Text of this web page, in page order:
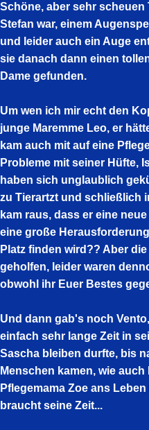
Schöne, aber sehr scheuen
Stefan war, einem
und leider auch ein Auge
sie danach dann einen
Dame gefunden.
Um wen ich mir echt den
junge Maremme Leo, er
kam auch mit auf eine
Probleme mit seiner Hüfte,
haben sich unglaublich
zu Tierartzt und schließlich
kam raus, dass er eine
eine große
Platz finden wird?? Aber
geholfen, leider waren
obwohl ihr Euer Bestes
Und dann gab's noch
einfach sehr lange Zeit in
Sascha bleiben durfte, bis
Menschen kamen, wie
Pflegemama Zoe ans
braucht seine Zeit...